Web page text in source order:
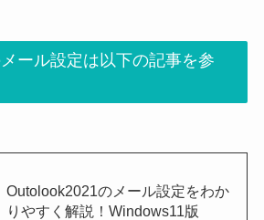
ール設定は以下の記事を参
Outolook2021のメール設定をわか
りやすく解説！Windows11版